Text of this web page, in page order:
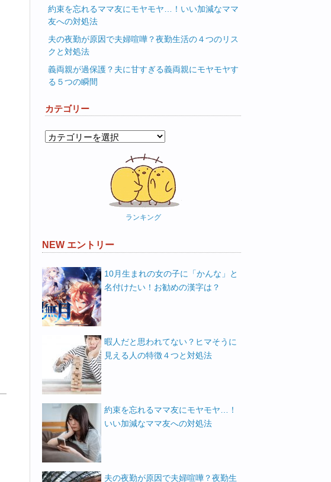
約束を忘れるママ友にモヤモヤ…！いい加減なママ
友への対処法
夫の夜勤が原因で夫婦喧嘩？夜勤生活の４つのリス
クと対処法
義両親が過保護？夫に甘すぎる義両親にモヤモヤす
る５つの瞬間
カテゴリー
カ
ランキング
NEW エントリー
10月生まれの女の子に「かんな」と
名付けたい！お勧めの漢字は？
暇人だと思われてない？ヒマそうに
見える人の特徴４つと対処法
約束を忘れるママ友にモヤモヤ…！
いい加減なママ友への対処法
夫の夜勤が原因で夫婦喧嘩？夜勤生